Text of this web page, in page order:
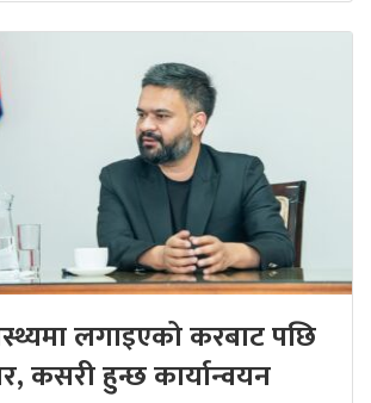
लगाइएको करबाट पछि
कसरी हुन्छ कार्यान्वयन